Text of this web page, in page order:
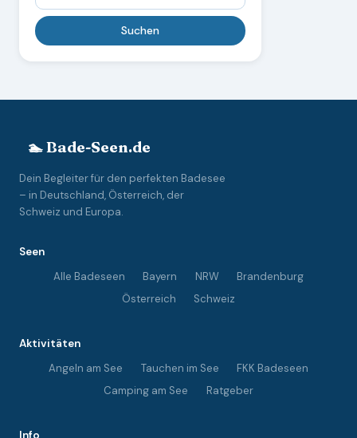
🏊 Bade-Seen.de
Dein Begleiter für den perfekten Badesee
– in Deutschland, Österreich, der
Schweiz und Europa.
Seen
Alle Badeseen
Bayern NRW
Brandenburg
Österreich
Schweiz
Aktivitäten
Angeln am See
Tauchen im See
FKK Badeseen
Camping am See
Ratgeber
Info